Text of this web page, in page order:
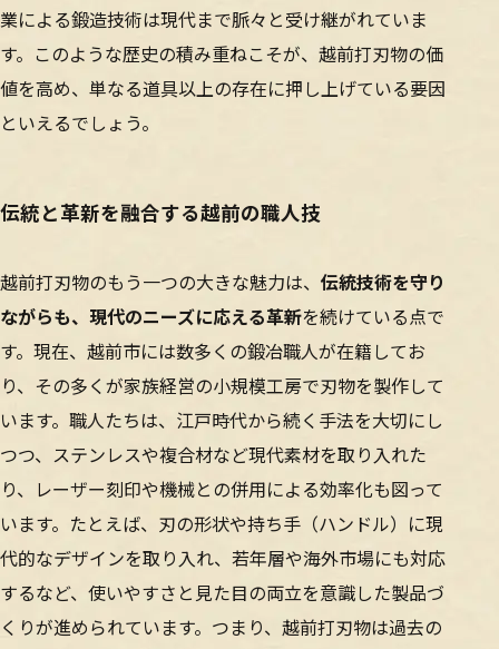
業による鍛造技術は現代まで脈々と受け継がれていま
す。このような歴史の積み重ねこそが、越前打刃物の価
値を高め、単なる道具以上の存在に押し上げている要因
といえるでしょう。
伝統と革新を融合する越前の職人技
越前打刃物のもう一つの大きな魅力は、 伝統技術を守り
ながらも、現代のニーズに応える革新を続けている点で
す。現在、越前市には数多くの鍛冶職人が在籍してお
り、その多くが家族経営の小規模工房で刃物を製作して
います。職人たちは、江戸時代から続く手法を大切にし
つつ、ステンレスや複合材など現代素材を取り入れた
り、レーザー刻印や機械との併用による効率化も図って
います。たとえば、刃の形状や持ち手（ハンドル）に現
代的なデザインを取り入れ、若年層や海外市場にも対応
するなど、使いやすさと見た目の両立を意識した製品づ
くりが進められています。つまり、越前打刃物は過去の